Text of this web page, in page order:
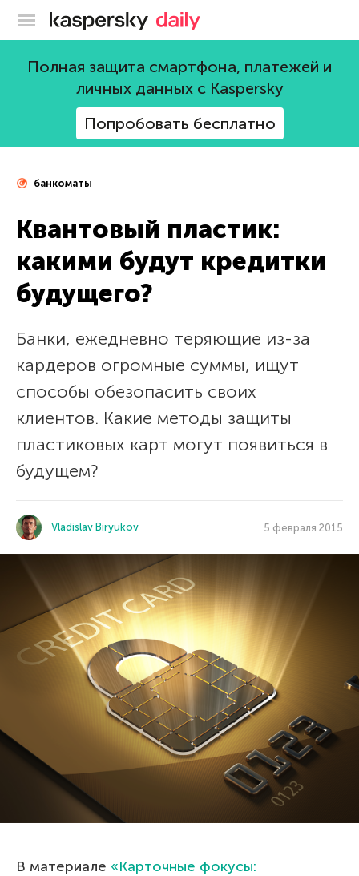
Блог Касперского
Полная защита смартфона, платежей и
личных данных с Kaspersky
Попробовать бесплатно
банкоматы
Квантовый пластик:
какими будут кредитки
будущего?
Банки, ежедневно теряющие из-за
кардеров огромные суммы, ищут
способы обезопасить своих
клиентов. Какие методы защиты
пластиковых карт могут появиться в
будущем?
Vladislav Biryukov 5 февраля 2015
В материале «Карточные фокусы: